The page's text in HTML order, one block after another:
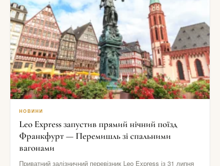
НОВИНИ
Leo Express запустив прямий нічний поїзд
Франкфурт — Перемишль зі спальними
вагонами
Приватний залізничний перевізник Leo Express із 31 липня